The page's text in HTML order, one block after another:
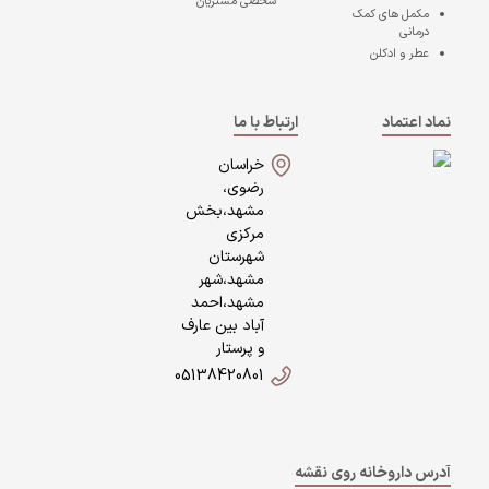
مکمل های کمک
درمانی
عطر و ادکلن
نماد اعتماد
ارتباط با ما
خراسان
رضوی،
مشهد،بخش
مرکزی
شهرستان
مشهد،شهر
مشهد،احمد
آباد بین عارف
و پرستار
05138420801
آدرس داروخانه روی نقشه